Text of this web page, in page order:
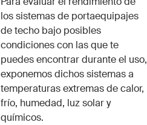
los sistemas de portaequipajes
de techo bajo posibles
condiciones con las que te
puedes encontrar durante el uso,
exponemos dichos sistemas a
temperaturas extremas de calor,
frío, humedad, luz solar y
químicos.